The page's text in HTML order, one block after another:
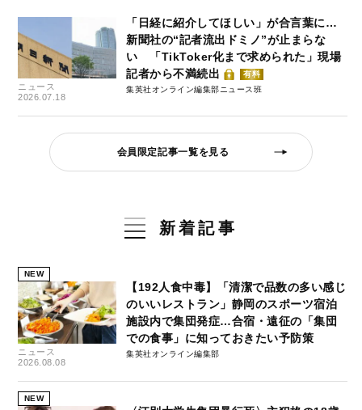
ニュース
2026.07.18
「日経に紹介してほしい」が合言葉に…
新聞社の“記者流出ドミノ”が止まらな
い 「TikToker化まで求められた」現場
記者から不満続出
有料
集英社オンライン編集部ニュース班
会員限定記事一覧を見る
新着記事
NEW
ニュース
2026.08.08
【192人食中毒】「清潔で品数の多い感じ
のいいレストラン」静岡のスポーツ宿泊
施設内で集団発症…合宿・遠征の「集団
での食事」に知っておきたい予防策
集英社オンライン編集部
NEW